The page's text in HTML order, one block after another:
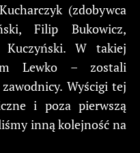
(zdobywca
Filip Bukowicz,
Kuczyński. W takiej
Lewko – zostali
Wyścigi tej
i poza pierwszą
inną kolejność na